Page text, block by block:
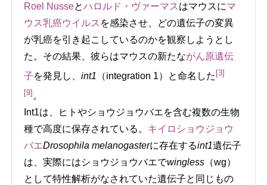
Roel Nusseとハロルド・ヴァーマス はマウスにマ
ウス乳癌ウイルス を感染させ、どの遺伝子の変異
が乳癌を引き起こしているのかを観察しようとし
た。その結果、彼らはマウスの新たながん原遺伝
子を発見し、int1 （integration 1）と命名した [3]
[9] 。
Int1は、ヒトやショウジョウバエを含む複数の生物
種で高度に保存されている。 キイロショウジョウ
バエDrosophila melanogasterに存在するint1遺伝子
は、実際にはショウジョウバエでwingless （wg）
として特性解析がなされていた遺伝子と同じもの